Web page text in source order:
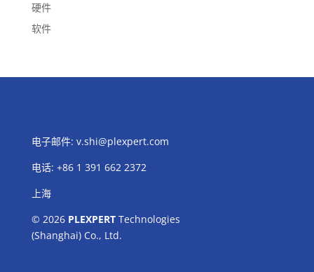
硬件
软件
电子邮件: v.shi@plexpert.com
电话: +86 1 391 662 2372
上海
© 2026 PLEXPERTTechnologies
(Shanghai) Co., Ltd.